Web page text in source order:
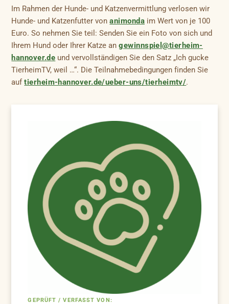
Im Rahmen der Hunde- und Katzenvermittlung verlosen wir
Hunde- und Katzenfutter vonanimonda im Wert von je 100
Euro. So nehmen Sie teil: Senden Sie ein Foto von sich und
Ihrem Hund oder Ihrer Katze angewinnspiel@tierheim-
hannover.de und vervollständigen Sie den Satz „Ich gucke
TierheimTV, weil …“. Die Teilnahmebedingungen finden Sie
auftierheim-hannover.de/ueber-uns/tierheimtv/.
GEPRÜFT / VERFASST VON: